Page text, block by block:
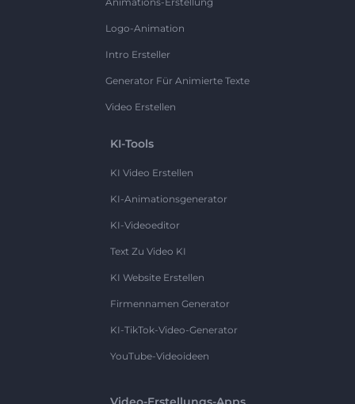
Logo-Animation
Intro Ersteller
Generator Für Animierte Texte
Video Erstellen
KI-Tools
KI Video Erstellen
KI-Animationsgenerator
KI-Videoeditor
Text Zu Video KI
KI Website Erstellen
Firmennamen Generator
KI-TikTok-Video-Generator
YouTube-Videoideen